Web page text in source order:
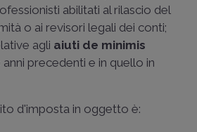
abilitati al rilascio del
o ai revisori legali dei conti;
agli aiuti de minimis
precedenti e in quello in
d'imposta in oggetto è: